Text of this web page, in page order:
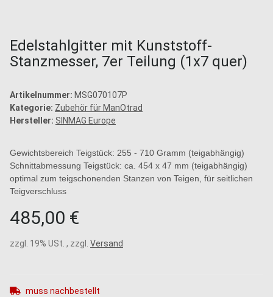
Edelstahlgitter mit Kunststoff-
Stanzmesser, 7er Teilung (1x7 quer)
Artikelnummer: MSG070107P
Kategorie: Zubehör für ManOtrad
Hersteller: SINMAG Europe
Gewichtsbereich Teigstück: 255 - 710 Gramm (teigabhängig)
Schnittabmessung Teigstück: ca. 454 x 47 mm (teigabhängig)
optimal zum teigschonenden Stanzen von Teigen, für seitlichen
Teigverschluss
485,00 €
zzgl. 19% USt. , zzgl. Versand
muss nachbestellt